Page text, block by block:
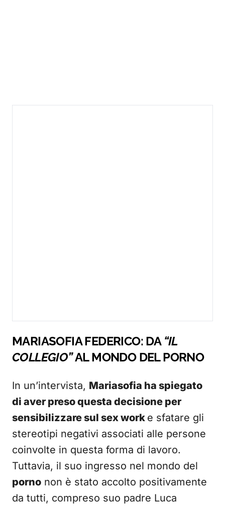
MARIASOFIA FEDERICO: DA “IL
COLLEGIO”AL MONDO DEL PORNO
In un’intervista, Mariasofia ha spiegato
di aver preso questa decisione per
sensibilizzare sul sex work e sfatare gli
stereotipi negativi associati alle persone
coinvolte in questa forma di lavoro.
Tuttavia, il suo ingresso nel mondo del
porno non è stato accolto positivamente
da tutti, compreso suo padre Luca